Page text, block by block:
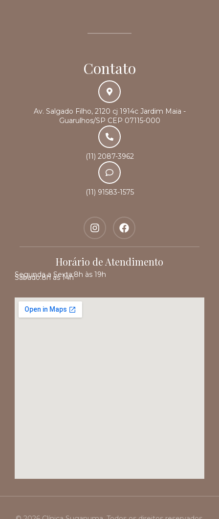
Contato
Av. Salgado Filho, 2120 cj 1914c Jardim Maia -
Guarulhos/SP CEP 07115-000
(11) 2087-3962
(11) 91583-1575
Horário de Atendimento
Segunda a Sexta:8h às 19h
Sábado:8h às 14h